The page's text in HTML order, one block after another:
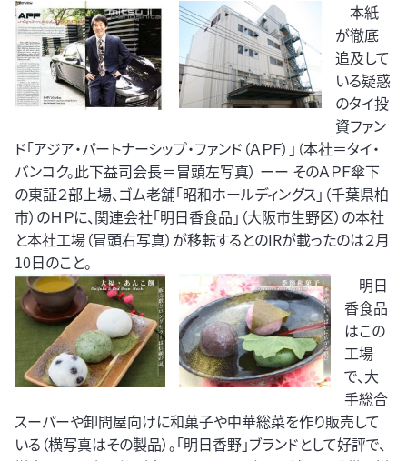
本紙
が徹底
追及して
いる疑惑
のタイ投
資ファン
ド「アジア・パートナーシップ・ファンド（ＡＰＦ）」（本社＝タイ・
バンコク。此下益司会長＝冒頭左写真） ーー そのＡＰＦ傘下
の東証２部上場、ゴム老舗「昭和ホールディングス」（千葉県柏
市）のＨＰに、関連会社「明日香食品」（大阪市生野区）の本社
と本社工場（冒頭右写真）が移転するとのIRが載ったのは２月
10日のこと。
明日
香食品
はこの
工場
で、大
手総合
スーパーや卸問屋向けに和菓子や中華総菜を作り販売して
いる（横写真はその製品）。「明日香野」ブランドとして好評で、